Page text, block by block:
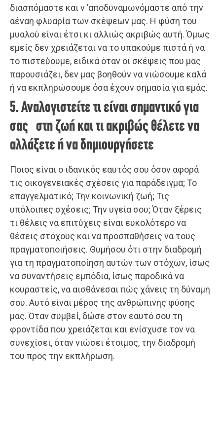
διασπόμαστε και ν ’αποδυναμωνόμαστε από την
αέναη φλυαρία των σκέψεων μας. Η φύση του
μυαλού είναι έτσι κι αλλιώς ακριβώς αυτή. Όμως
εμείς δεν χρειάζεται να το υπακούμε πιστά ή να
το πιστεύουμε, ειδικά όταν οι σκέψεις που μας
παρουσιάζει, δεν μας βοηθούν να νιώσουμε καλά
ή να εκπληρώσουμε όσα έχουν σημασία για εμάς.
5. Αναλογιστείτε τι είναι σημαντικό για
σας στη ζωή και τι ακριβώς θέλετε να
αλλάξετε ή να δημιουργήσετε
Ποιος είναι ο ιδανικός εαυτός σου όσον αφορά
τις οικογενειακές σχέσεις για παράδειγμα; Το
επαγγελματικό; Την κοινωνική ζωή; Τις
υπόλοιπες σχέσεις; Την υγεία σου; Όταν ξέρεις
τι θέλεις να επιτύχεις είναι ευκολότερο να
θέσεις στόχους και να προσπαθήσεις να τους
πραγματοποιήσεις. Θυμήσου ότι στην διαδρομή
για τη πραγματοποίηση αυτών των στόχων, ίσως
να συναντήσεις εμπόδια, ίσως παροδικά να
κουραστείς, να αισθάνεσαι πώς χάνεις τη δύναμη
σου. Αυτό είναι μέρος της ανθρώπινης φύσης
μας. Όταν συμβεί, δώσε στον εαυτό σου τη
φροντίδα που χρειάζεται και ενίσχυσε τον να
συνεχίσει, όταν νιώσει έτοιμος, την διαδρομή
του προς την εκπλήρωση.